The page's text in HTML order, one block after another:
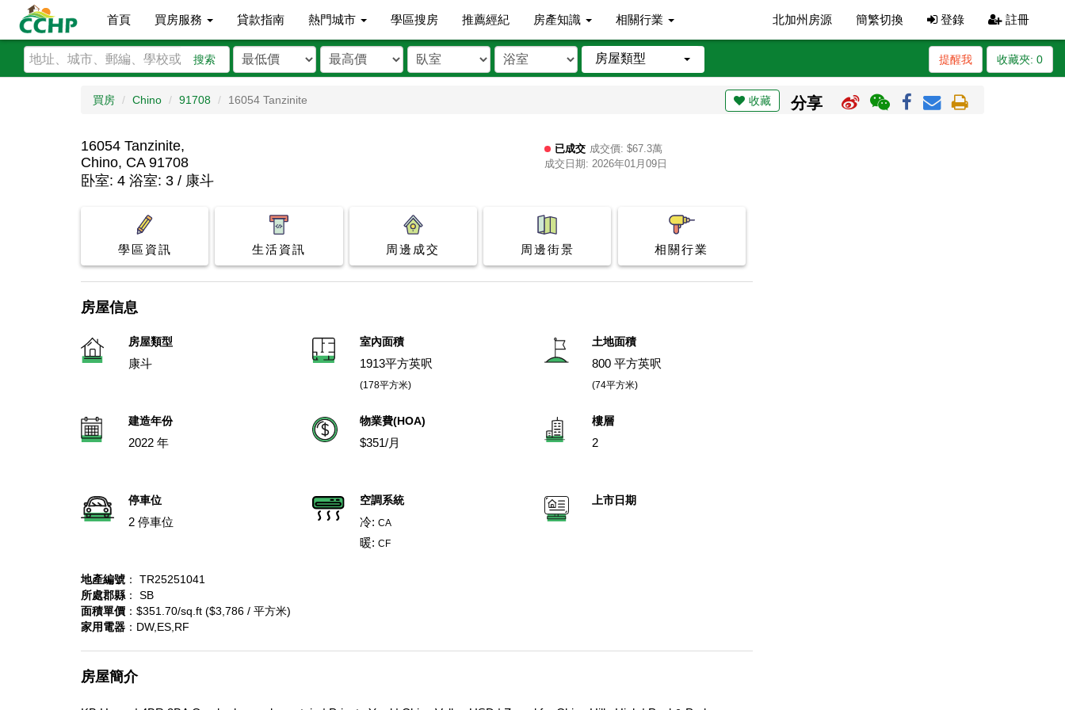
首頁 買房服務 貸款指南 熱門城市 學區搜房 推薦經紀 房產知識 相關行業 北加州房源 簡繁切換 登錄 註冊
搜索 房屋類型 收藏夾: 0
提醒我
買房 Chino 91708 16054 Tanzinite 收藏 分享
16054 Tanzinite,
Chino, CA 91708
已成交 成交價: $67.3萬
成交日期: 2026年01月09日
卧室: 4 浴室: 3 / 康斗
學區資訊 生活資訊 周邊成交 周邊街景 相關行業
房屋信息
房屋類型
康斗
室內面積
1913平方英呎
(178平方米)
土地面積
800 平方英呎
(74平方米)
建造年份
2022 年
物業費(HOA)
$351/月
樓層
2
停車位
2 停車位
空調系統
冷:CA
暖:CF
上市日期
地產編號 ： TR25251041
所處郡縣 ： SB
面積單價 ：$351.70/sq.ft ($3,786 / 平方米)
家用電器 ：DW,ES,RF
房屋簡介